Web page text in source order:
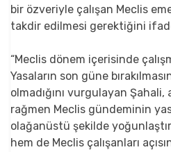
bir özveriyle çalışan Meclis
takdir edilmesi gerektiğini
“Meclis dönem içerisinde
Yasaların son güne
olmadığını vurgulayan
rağmen Meclis gündeminin
olağanüstü şekilde
hem de Meclis çalışanları